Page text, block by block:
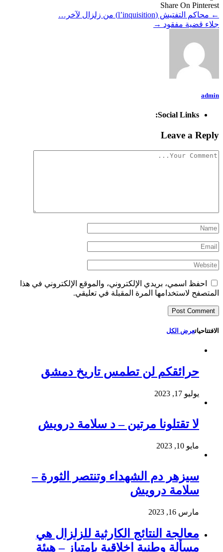
Share On Pinterest
← محاكم التفتيش (l’inquisition) من زلزال لآخر…
جلاء قضية مفقود →
admin
Social Links:
Leave a Reply
احفظ اسمي، بريدي الإلكتروني، والموقع الإلكتروني في هذا
المتصفح لاستخدامها المرة المقبلة في تعليقي.
الافتتاحياتعرض الكل
حرائقكم لن تطمس تاريخ دمشق
يوليو 17, 2023
لا تقتلونا مرتين – د سلامة درويش
مايو 10, 2023
سيزهر دم الشهداء وتنتصر الثورة –
سلامة درويش
مارس 16, 2023
معالجة النتائج الكارثية للزلزال هي
مسألة وطنية اخلاقية بإمتياز – هيئة